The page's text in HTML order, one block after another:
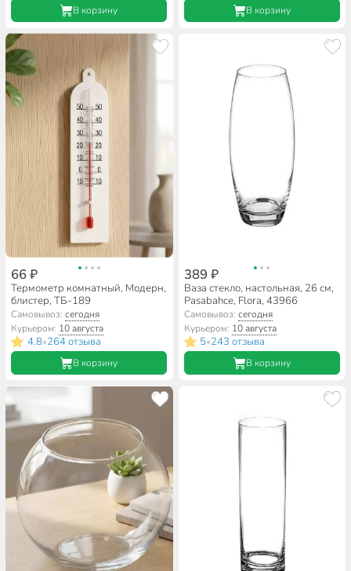
В корзину В корзину
66 ₽
Термометр комнатный, Модерн,
блистер, ТБ-189
Самовывоз:сегодня
Курьером: 10 августа
4.8•264 отзыва
В корзину
389 ₽
Ваза стекло, настольная, 26 см,
Pasabahce, Flora, 43966
Самовывоз: сегодня
Курьером: 10 августа
5•243 отзыва
В корзину